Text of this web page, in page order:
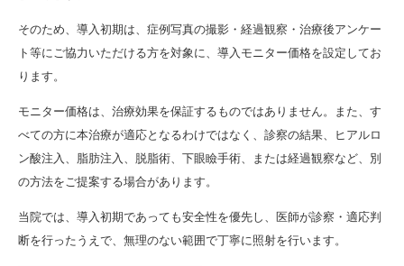
そのため、導入初期は、症例写真の撮影・経過観察・治療後アンケー
ト等にご協力いただける方を対象に、導入モニター価格を設定してお
ります。
モニター価格は、治療効果を保証するものではありません。また、す
べての方に本治療が適応となるわけではなく、診察の結果、ヒアルロ
ン酸注入、脂肪注入、脱脂術、下眼瞼手術、または経過観察など、別
の方法をご提案する場合があります。
当院では、導入初期であっても安全性を優先し、医師が診察・適応判
断を行ったうえで、無理のない範囲で丁寧に照射を行います。